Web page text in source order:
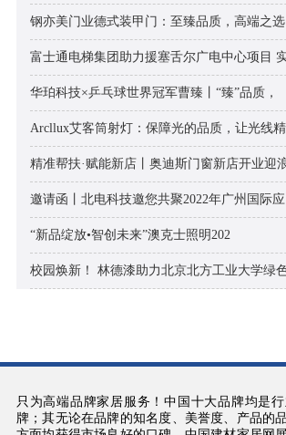
钢亦美门业德式装甲门：至臻品质，高端之选
富士通电梯集团助力援塞舌尔广电中心项目
华珀科技×乒乓球世界冠军曹臻丨“臻”品质，
Arcllux艾客筒射灯：保障光的品质，让光线
精准帮扶·赋能新店丨奥迪斯门窗新店开业迎
邀请函丨北电科技邀您共聚2022年广州国际应
“新品绽放•智创未来”澳克士照明202
校园焕新！ 林德漆助力北京北方工业大学绿
只为高端品牌家居服务！中国十大品牌均是
牌；其无论在品牌的知名度、美誉度、产品的